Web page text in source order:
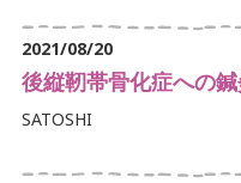
足の痛みでお悩み
体に痛みでお悩み
2021/08/20
後縦靭帯骨化症への
SATOSHI